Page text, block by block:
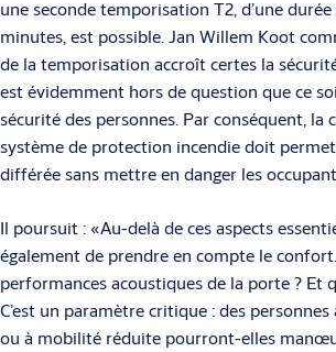
une seconde temporisation T2, d’une
minutes, est possible. Jan Willem Koot
de la temporisation accroît certes la
est évidemment hors de question que ce
sécurité des personnes. Par conséquent, la
système de protec­tion incendie doit
différée sans mettre en danger les
Il poursuit : «Au-delà de ces aspects
également de pren­dre en compte le
performances acoustiques de la porte ? Et
C’est un paramètre critique : des personnes
ou à mobilité réduite pourront-elles